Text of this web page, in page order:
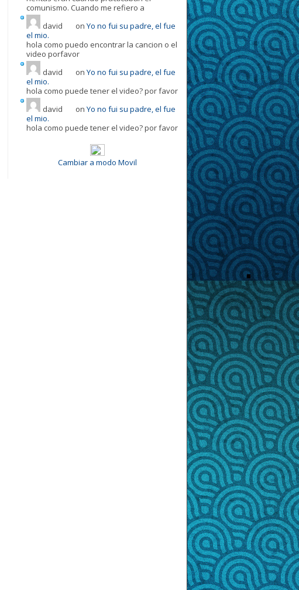
comunismo. Cuando me refiero a
david
on Yo no fui su padre, el fue
el mio.
hola como puedo encontrar la cancion o el
video porfavor
david
on Yo no fui su padre, el fue
el mio.
hola como puede tener el video? por favor
david
on Yo no fui su padre, el fue
el mio.
hola como puede tener el video? por favor
Cambiar a modo Movil